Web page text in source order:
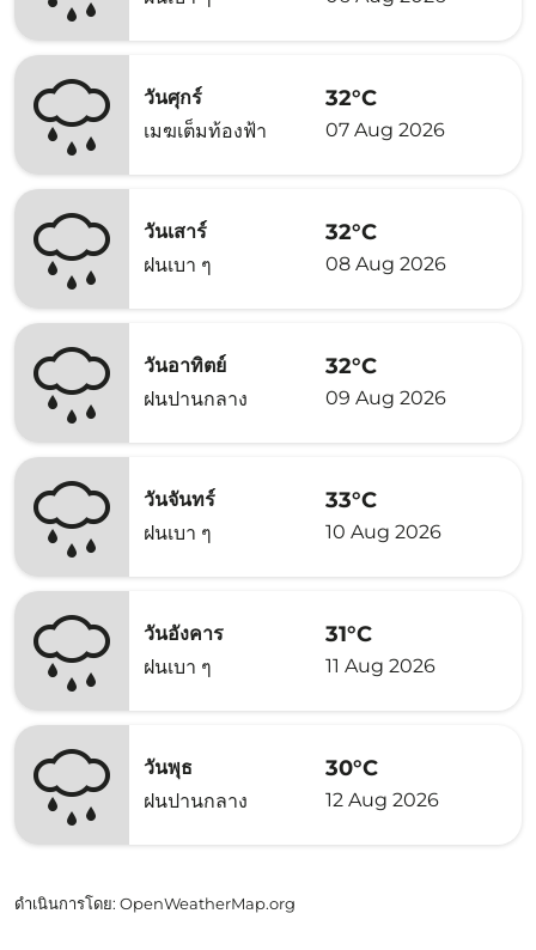
วันศุกร์
เมฆเต็มท้องฟ้า
32°C
07 Aug 2026
วันเสาร์
ฝนเบา ๆ
32°C
08 Aug 2026
วันอาทิตย์
ฝนปานกลาง
32°C
09 Aug 2026
วันจันทร์
ฝนเบา ๆ
33°C
10 Aug 2026
วันอังคาร
ฝนเบา ๆ
31°C
11 Aug 2026
วันพุธ
ฝนปานกลาง
30°C
12 Aug 2026
ดำเนินการโดย: OpenWeatherMap.org